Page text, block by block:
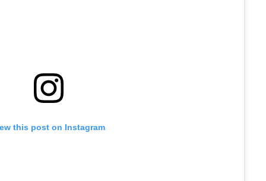
this post on Instagram